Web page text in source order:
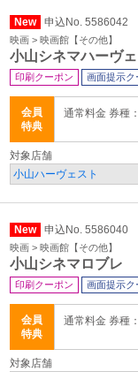
New 申込No. 5586042
映画 > 映画館【その他】
小山シネマハーヴェ
印刷クーポン 画面提示ク
会員
特典
通常料金 券種
対象店舗
小山ハーヴェスト
New 申込No. 5586040
映画 > 映画館【その他】
小山シネマロブレ
印刷クーポン 画面提示ク
会員
特典
通常料金 券種
対象店舗